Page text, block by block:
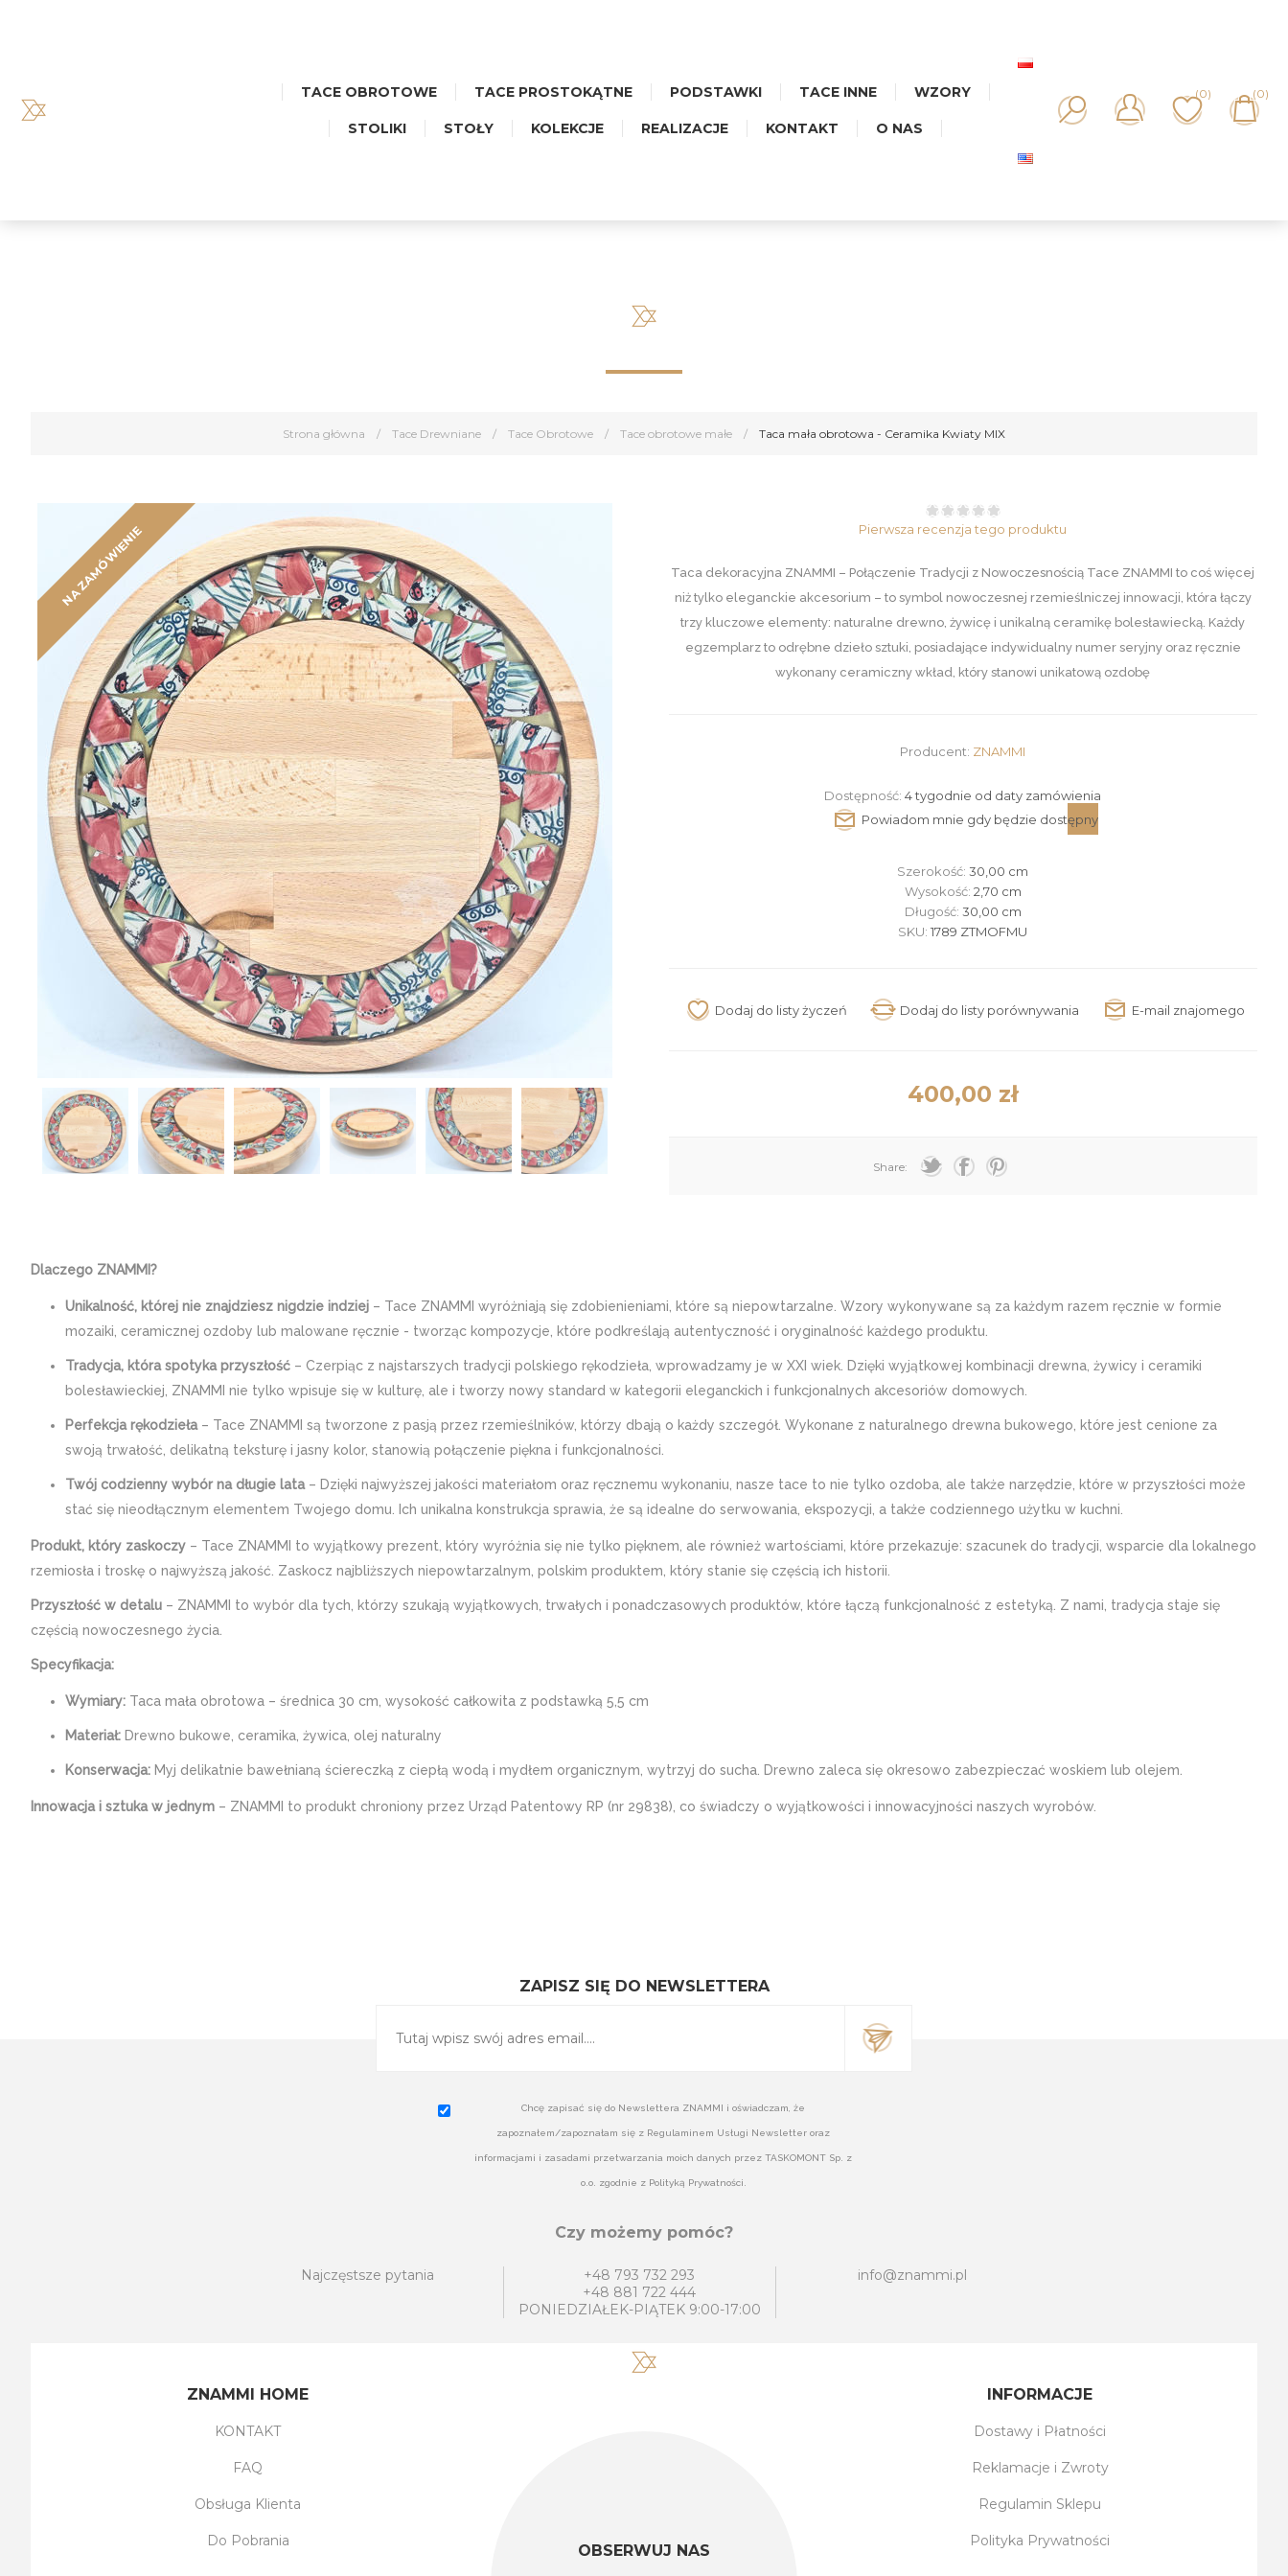
TACE OBROTOWE TACE PROSTOKĄTNE PODSTAWKI TACE INNE WZORY
STOLIKI STOŁY KOLEKCJE REALIZACJE KONTAKT O NAS
(0) (0)
Strona główna / Tace Drewniane / Tace Obrotowe / Tace obrotowe małe / Taca mała obrotowa - Ceramika Kwiaty MIX
NA ZAMÓWIENIE Pierwsza recenzja tego produktu
Taca dekoracyjna ZNAMMI – Połączenie Tradycji z Nowoczesnością Tace ZNAMMI to coś więcej
niż tylko eleganckie akcesorium – to symbol nowoczesnej rzemieślniczej innowacji, która łączy
trzy kluczowe elementy: naturalne drewno, żywicę i unikalną ceramikę bolesławiecką. Każdy
egzemplarz to odrębne dzieło sztuki, posiadające indywidualny numer seryjny oraz ręcznie
wykonany ceramiczny wkład, który stanowi unikatową ozdobę
Producent: ZNAMMI
Dostępność: 4 tygodnie od daty zamówienia
Szerokość:30,00 cm
Wysokość: 2,70 cm
Długość: 30,00 cm
SKU: 1789 ZTMOFMU
400,00 zł
Share:
Dlaczego ZNAMMI?
Unikalność, której nie znajdziesz nigdzie indziej – Tace ZNAMMI wyróżniają się zdobienieniami, które są niepowtarzalne. Wzory wykonywane są za każdym razem ręcznie w formie
mozaiki, ceramicznej ozdoby lub malowane ręcznie - tworząc kompozycje, które podkreślają autentyczność i oryginalność każdego produktu.
Tradycja, która spotyka przyszłość – Czerpiąc z najstarszych tradycji polskiego rękodzieła, wprowadzamy je w XXI wiek. Dzięki wyjątkowej kombinacji drewna, żywicy i ceramiki
bolesławieckiej, ZNAMMI nie tylko wpisuje się w kulturę, ale i tworzy nowy standard w kategorii eleganckich i funkcjonalnych akcesoriów domowych.
Perfekcja rękodzieła– Tace ZNAMMI są tworzone z pasją przez rzemieślników, którzy dbają o każdy szczegół. Wykonane z naturalnego drewna bukowego, które jest cenione za
swoją trwałość, delikatną teksturę i jasny kolor, stanowią połączenie piękna i funkcjonalności.
Twój codzienny wybór na długie lata– Dzięki najwyższej jakości materiałom oraz ręcznemu wykonaniu, nasze tace to nie tylko ozdoba, ale także narzędzie, które w przyszłości może
stać się nieodłącznym elementem Twojego domu. Ich unikalna konstrukcja sprawia, że są idealne do serwowania, ekspozycji, a także codziennego użytku w kuchni.
Produkt, który zaskoczy – Tace ZNAMMI to wyjątkowy prezent, który wyróżnia się nie tylko pięknem, ale również wartościami, które przekazuje: szacunek do tradycji, wsparcie dla lokalnego
rzemiosła i troskę o najwyższą jakość. Zaskocz najbliższych niepowtarzalnym, polskim produktem, który stanie się częścią ich historii.
Przyszłość w detalu – ZNAMMI to wybór dla tych, którzy szukają wyjątkowych, trwałych i ponadczasowych produktów, które łączą funkcjonalność z estetyką. Z nami, tradycja staje się
częścią nowoczesnego życia.
Specyfikacja:
Wymiary: Taca mała obrotowa – średnica 30 cm, wysokość całkowita z podstawką 5,5 cm
Materiał: Drewno bukowe, ceramika, żywica, olej naturalny
Konserwacja: Myj delikatnie bawełnianą ściereczką z ciepłą wodą i mydłem organicznym, wytrzyj do sucha. Drewno zaleca się okresowo zabezpieczać woskiem lub olejem.
Innowacja i sztuka w jednym – ZNAMMI to produkt chroniony przez Urząd Patentowy RP (nr 29838), co świadczy o wyjątkowości i innowacyjności naszych wyrobów.
ZAPISZ SIĘ DO NEWSLETTERA
Chcę zapisać się do Newslettera ZNAMMI i oświadczam, że
zapoznałem/zapoznałam się z Regulaminem Usługi Newsletter oraz
informacjami i zasadami przetwarzania moich danych przez TASKOMONT Sp. z
o.o. zgodnie z Polityką Prywatności.
Czy możemy pomóc?
Najczęstsze pytania
+48 793 732 293
+48 881 722 444
PONIEDZIAŁEK-PIĄTEK 9:00-17:00
info@znammi.pl
OBSERWUJ NAS
ZNAMMI HOME
KONTAKT
FAQ
Obsługa Klienta
Do Pobrania
INFORMACJE
Dostawy i Płatności
Reklamacje i Zwroty
Regulamin Sklepu
Polityka Prywatności